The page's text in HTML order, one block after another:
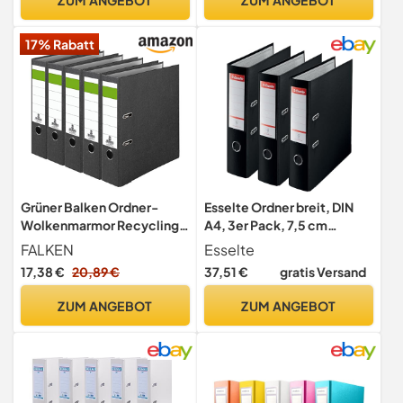
17% Rabatt
Grüner Balken Ordner-
Wolkenmarmor Recycling 8
cm breit DIN A4 schwarz
Made in Germany
Ringordner Aktenordner
Pappordner Schlitzordner
FALKEN
17,38 € 20,89 €
ZUM ANGEBOT
Esselte Ordner breit, DIN
A4, 3er Pack, 7,5 cm
Rückenbreite, Kunststoff-
Ordner, Schwarz, 624294
Esselte
37,51 € gratis Versand
ZUM ANGEBOT